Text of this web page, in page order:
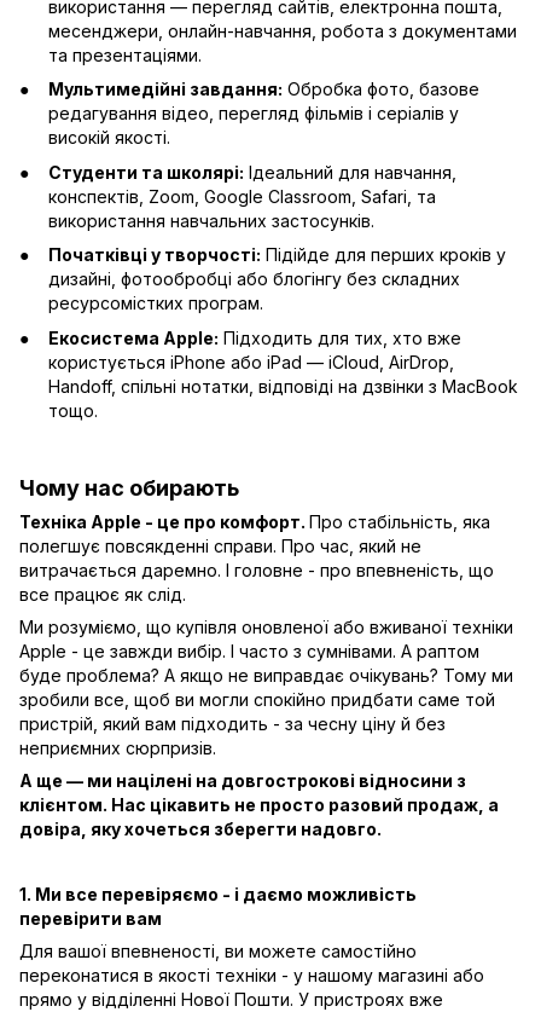
використання — перегляд сайтів, електронна пошта,
месенджери, онлайн-навчання, робота з документами
та презентаціями.
Мультимедійні завдання: Обробка фото, базове
редагування відео, перегляд фільмів і серіалів у
високій якості.
Студенти та школярі: Ідеальний для навчання,
конспектів, Zoom, Google Classroom, Safari, та
використання навчальних застосунків.
Початківці у творчості: Підійде для перших кроків у
дизайні, фотообробці або блогінгу без складних
ресурсомістких програм.
Екосистема Apple: Підходить для тих, хто вже
користується iPhone або iPad — iCloud, AirDrop,
Handoff, спільні нотатки, відповіді на дзвінки з MacBook
тощо.
Чому нас обирають
Техніка Apple - це про комфорт. Про стабільність, яка
полегшує повсякденні справи. Про час, який не
витрачається даремно. І головне - про впевненість, що
все працює як слід.
Ми розуміємо, що купівля оновленої або вживаної техніки
Apple - це завжди вибір. І часто з сумнівами. А раптом
буде проблема? А якщо не виправдає очікувань? Тому ми
зробили все, щоб ви могли спокійно придбати саме той
пристрій, який вам підходить - за чесну ціну й без
неприємних сюрпризів.
А ще — ми націлені на довгострокові відносини з
клієнтом. Нас цікавить не просто разовий продаж, а
довіра, яку хочеться зберегти надовго.
1. Ми все перевіряємо - і даємо можливість
перевірити вам
Для вашої впевненості, ви можете самостійно
переконатися в якості техніки - у нашому магазині або
прямо у відділенні Нової Пошти. У пристроях вже